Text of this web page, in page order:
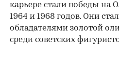
00:00
карьере стали победы на
1964 и 1968 годов. Они
обладателями золотой
среди советских